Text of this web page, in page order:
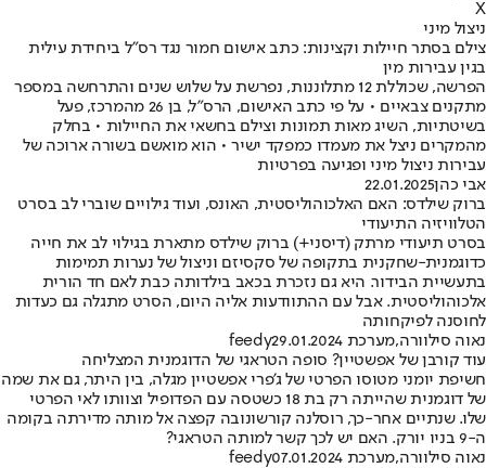
X
ניצול מיני
צילם בסתר חיילות וקצינות: כתב אישום חמור נגד רס"ל ביחידת עילית
בגין עבירות מין
הפרשה, שכוללת 12 מתלוננות, נפרשת על שלוש שנים והתרחשה במספר
מתקנים צבאיים • על פי כתב האישום, הרס"ל, בן 26 מהמרכז, פעל
בשיטתיות, השיג מאות תמונות וצילם בחשאי את החיילות • בחלק
מהמקרים ניצל את מעמדו כמפקד ישיר • הוא מואשם בשורה ארוכה של
עבירות ניצול מיני ופגיעה בפרטיות
אבי כהן22.01.2025
ברוק שילדס: האם האלכוהוליסטית, האונס, ועוד גילויים שוברי לב בסרט
הטלוויזיה התיעודי
בסרט תיעודי מרתק (דיסני+) ברוק שילדס מתארת בגילוי לב את חייה
כדוגמנית-שחקנית בתקופה של סקסיזם וניצול של נערות תמימות
בתעשיית הבידור. היא גם נזכרת בכאב בילדותה כבת לאם חד הורית
אלכוהוליסטית. אבל עם ההתוודעות אליה היום, הסרט מתגלה גם כעדות
לחוסנה לפיקחותה
נאוה סילוורה,מערכת feedy 29.01.2024
עוד קורבן של אפשטיין? סופה הטראגי של הדוגמנית המצליחה
חשיפת יומני מטוסו הפרטי של ג'פרי אפשטיין מגלה, בין היתר, גם את שמה
של דוגמנית שהייתה רק בת 18 כשטסה עם הפדופיל וצוותו לאי הפרטי
שלו. שנתיים אחר-כך, רוסלנה קורשונובה קפצה אל מותה מדירתה בקומה
ה-9 בניו יורק. האם יש לכך קשר למותה הטראגי?
נאוה סילוורה,מערכת feedy 07.01.2024